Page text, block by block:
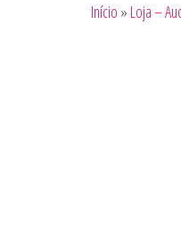
Início » Loja –